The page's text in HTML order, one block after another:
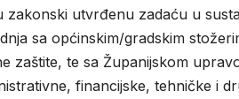
zakonski utvrđenu zadaću u
sa općinskim/gradskim
zaštite, te sa Županijskom
financijske, tehničke i